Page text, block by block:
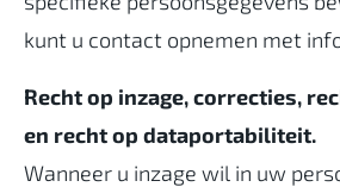
kunt u contact opnemen met
Recht op inzage, correcties,
en recht op dataportabiliteit.
Wanneer u inzage wil in uw